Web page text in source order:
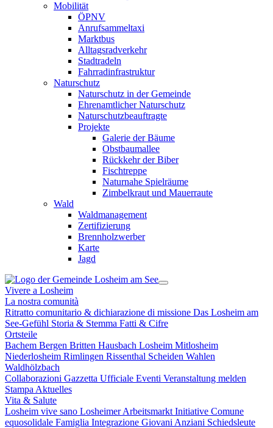
Mobilität
ÖPNV
Anrufsammeltaxi
Marktbus
Alltagsradverkehr
Stadtradeln
Fahrradinfrastruktur
Naturschutz
Naturschutz in der Gemeinde
Ehrenamtlicher Naturschutz
Naturschutzbeauftragte
Projekte
Galerie der Bäume
Obstbaumallee
Rückkehr der Biber
Fischtreppe
Naturnahe Spielräume
Zimbelkraut und Mauerraute
Wald
Waldmanagement
Zertifizierung
Brennholzwerber
Karte
Jagd
Vivere a Losheim
La nostra comunità
Ritratto comunitario & dichiarazione di missione Das Losheim am
See-Gefühl Storia & Stemma Fatti & Cifre
Ortsteile
Bachem Bergen Britten Hausbach Losheim Mitlosheim
Niederlosheim Rimlingen Rissenthal Scheiden Wahlen
Waldhölzbach
Collaborazioni Gazzetta Ufficiale Eventi Veranstaltung melden
Stampa Aktuelles
Vita & Salute
Losheim vive sano Losheimer Arbeitsmarkt Initiative Comune
equosolidale Famiglia Integrazione Giovani Anziani Schiedsleute